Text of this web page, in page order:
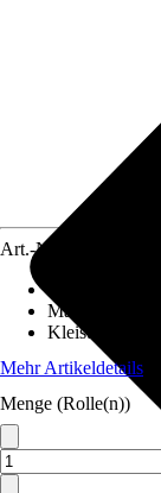
Art.-Nr.
Maße (BxH)
Mehr Artikeldetails
Menge (Rolle(n))